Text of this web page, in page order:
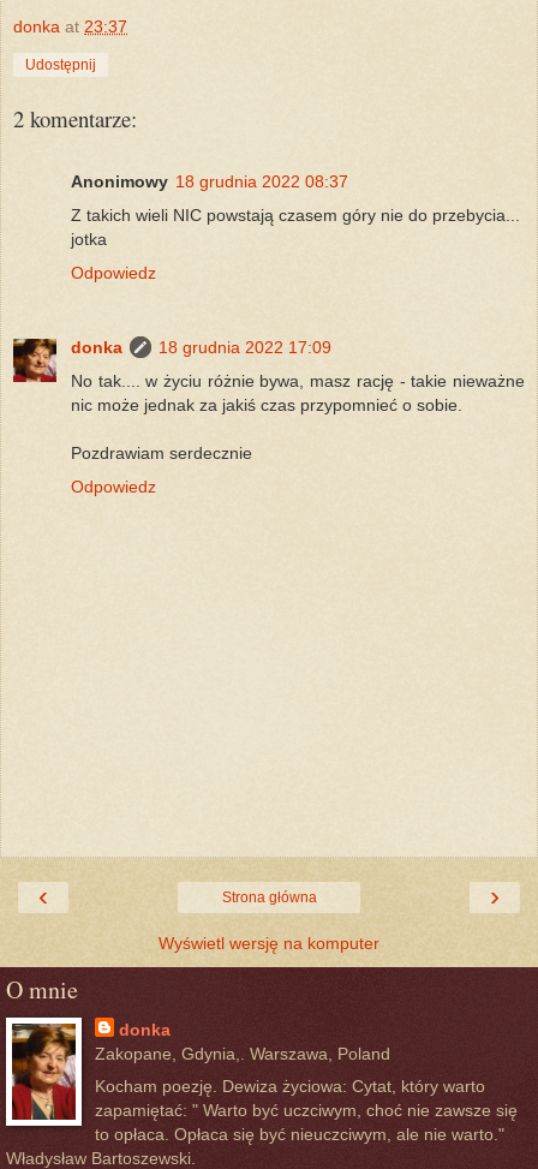
donka at 23:37
Udostępnij
2 komentarze:
Anonimowy 18 grudnia 2022 08:37
Z takich wieli NIC powstają czasem góry nie do przebycia...
jotka
Odpowiedz
donka
18 grudnia 2022 17:09
No tak.... w życiu różnie bywa, masz rację - takie nieważne
nic może jednak za jakiś czas przypomnieć o sobie.
Pozdrawiam serdecznie
Odpowiedz
‹ ›
Strona główna
Wyświetl wersję na komputer
O mnie
donka
Zakopane, Gdynia,. Warszawa, Poland
Kocham poezję. Dewiza życiowa: Cytat, który warto
zapamiętać: " Warto być uczciwym, choć nie zawsze się
to opłaca. Opłaca się być nieuczciwym, ale nie warto."
Władysław Bartoszewski.